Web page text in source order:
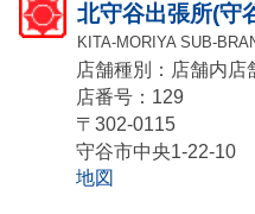
北守谷出張所(守
KITA-MORIYA SUB-
店舗種別：店舗内店
店番号：129
〒302-0115
守谷市中央1-22-10
地図